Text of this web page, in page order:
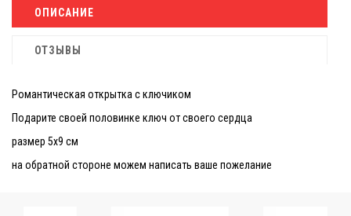
ОПИСАНИЕ
ОТЗЫВЫ
Романтическая открытка с ключиком
Подарите своей половинке ключ от своего сердца
размер 5х9 см
на обратной стороне можем написать ваше пожелание